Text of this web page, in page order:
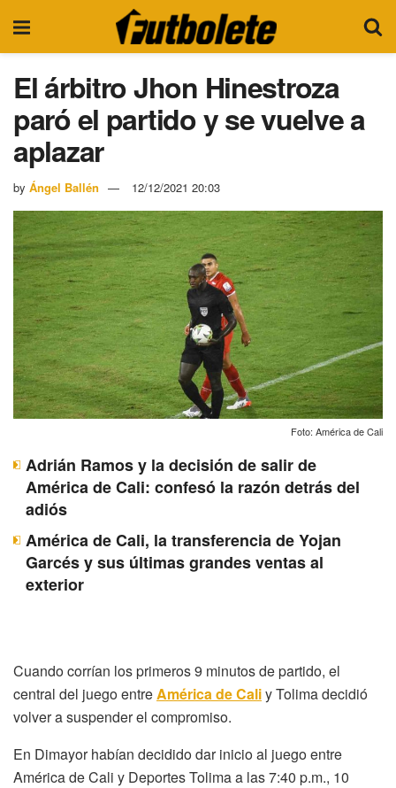
El árbitro Jhon Hinestroza
paró el partido y se vuelve a
aplazar
by Ángel Ballén 12/12/2021 20:03
Foto: América de Cali
Adrián Ramos y la decisión de salir de
América de Cali: confesó la razón detrás del
adiós
América de Cali, la transferencia de Yojan
Garcés y sus últimas grandes ventas al
exterior
Cuando corrían los primeros 9 minutos de partido, el
central del juego entreAmérica de Caliy Tolima decidió
volver a suspender el compromiso.
En Dimayor habían decidido dar inicio al juego entre
América de Cali y Deportes Tolima a las 7:40 p.m., 10